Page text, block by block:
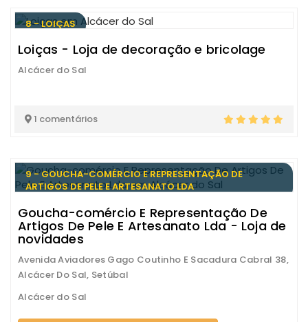
8 - LOIÇAS
Loiças - Loja de decoração e bricolage
Alcácer do Sal
1 comentários
9 - GOUCHA-COMÉRCIO E REPRESENTAÇÃO DE
ARTIGOS DE PELE E ARTESANATO LDA
Goucha-comércio E Representação De
Artigos De Pele E Artesanato Lda - Loja de
novidades
Avenida Aviadores Gago Coutinho E Sacadura Cabral 38,
Alcácer Do Sal, Setúbal
Alcácer do Sal